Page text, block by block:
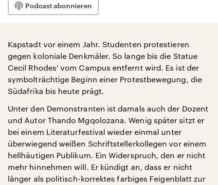
Podcast abonnieren
Kapstadt vor einem Jahr. Studenten protestieren
gegen koloniale Denkmäler. So lange bis die Statue
Cecil Rhodes‘ vom Campus entfernt wird. Es ist der
symbolträchtige Beginn einer Protestbewegung, die
Südafrika bis heute prägt.
Unter den Demonstranten ist damals auch der Dozent
und Autor Thando Mgqolozana. Wenig später sitzt er
bei einem Literaturfestival wieder einmal unter
überwiegend weißen Schriftstellerkollegen vor einem
hellhäutigen Publikum. Ein Widerspruch, den er nicht
mehr hinnehmen will. Er kündigt an, dass er nicht
länger als politisch-korrektes farbiges Feigenblatt zur